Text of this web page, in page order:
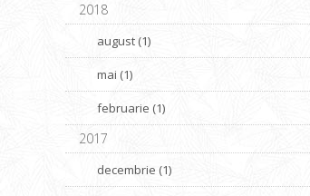
2018
august (1)
mai (1)
februarie (1)
2017
decembrie (1)